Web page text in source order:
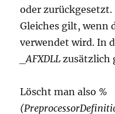
oder zurückgesetzt.
Gleiches gilt, wenn
verwendet wird. In
_AFXDLL zusätzlich
Löscht man also %